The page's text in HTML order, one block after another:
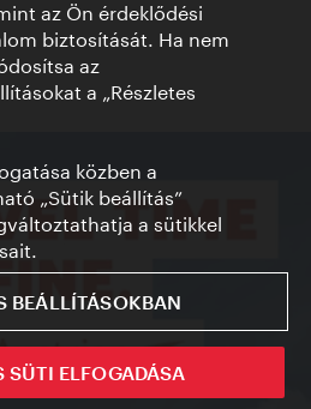
az Ön érdeklődési
biztosítását. Ha nem
az
a „Részletes
közben a
„Sütik beállítás”
a sütikkel
BEÁLLÍTÁSOKBAN
SÜTI ELFOGADÁSA